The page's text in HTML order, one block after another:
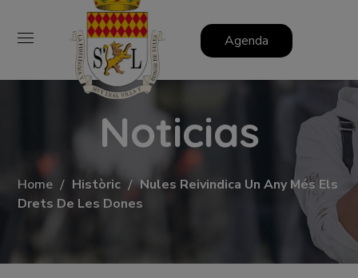
Agenda
Noticias
Home Històric
Nules Reivindica Un Any Més Els
Drets De Les Dones